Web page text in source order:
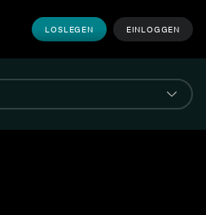
LOSLEGEN EINLOGGEN